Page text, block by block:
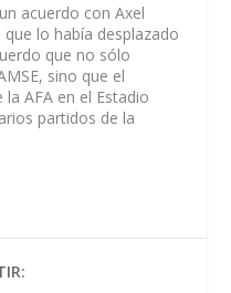
acuerdo con Axel
lo había desplazado
que no sólo
sino que el
AFA en el Estadio
partidos de la